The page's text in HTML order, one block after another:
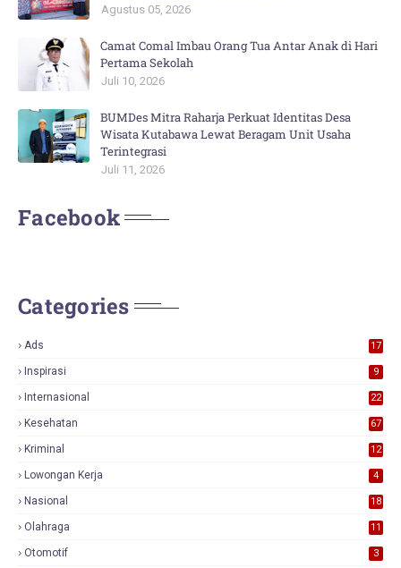
Agustus 05, 2026
Camat Comal Imbau Orang Tua Antar Anak di Hari
Pertama Sekolah
Juli 10, 2026
BUMDes Mitra Raharja Perkuat Identitas Desa
Wisata Kutabawa Lewat Beragam Unit Usaha
Terintegrasi
Juli 11, 2026
Facebook
Categories
Ads
17
Inspirasi 9
Internasional 22
Kesehatan 67
Kriminal 12
Lowongan Kerja 4
Nasional
18
Olahraga 11
Otomotif 3